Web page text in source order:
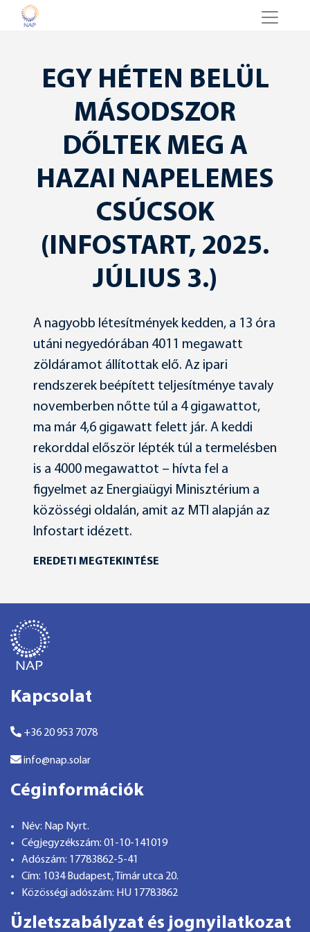
EGY HÉTEN BELÜL
MÁSODSZOR
DŐLTEK MEG A
HAZAI NAPELEMES
CSÚCSOK
(INFOSTART, 2025.
JÚLIUS 3.)
A nagyobb létesítmények kedden, a 13 óra
utáni negyedórában 4011 megawatt
zöldáramot állítottak elő. Az ipari
rendszerek beépített teljesítménye tavaly
novemberben nőtte túl a 4 gigawattot,
ma már 4,6 gigawatt felett jár. A keddi
rekorddal először lépték túl a termelésben
is a 4000 megawattot – hívta fel a
figyelmet az Energiaügyi Minisztérium a
közösségi oldalán, amit az MTI alapján az
Infostart idézett.
EREDETI MEGTEKINTÉSE
Kapcsolat
+36 20 953 7078
info@nap.solar
Céginformációk
Név: Nap Nyrt.
Cégjegyzékszám: 01-10-141019
Adószám: 17783862-5-41
Cím: 1034 Budapest, Tímár utca 20.
Közösségi adószám: HU 17783862
Üzletszabályzat és jognyilatkozat